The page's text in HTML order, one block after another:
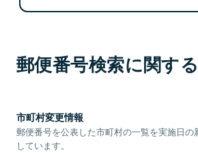
郵便番号検索に関す
市町村変更情報
郵便番号を公表した市町村の一覧を実施日の
しています。